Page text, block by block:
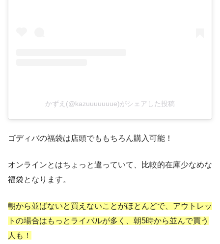
かずえ(@kazuuuuuuue)がシェアした投稿
ゴディバの福袋は店頭でももちろん購入可能！
オンラインとはちょっと違っていて、比較的在庫少なめな
福袋となります。
朝から並ばないと買えないことがほとんどで、アウトレッ
トの場合はもっとライバルが多く、朝5時から並んで買う
人も！